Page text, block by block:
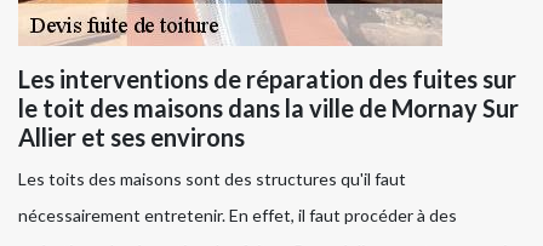
Les interventions de réparation des fuites sur
le toit des maisons dans la ville de Mornay Sur
Allier et ses environs
Les toits des maisons sont des structures qu'il faut
nécessairement entretenir. En effet, il faut procéder à des